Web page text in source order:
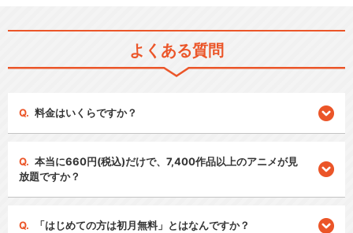
よくある質問
料金はいくらですか？
本当に660円(税込)だけで、7,400作品以上のアニメが見
放題ですか？
「はじめての方は初月無料」とはなんですか？